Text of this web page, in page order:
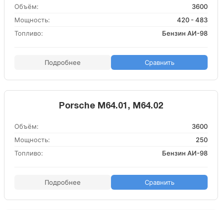
Объём:
3600
Мощность:
420 - 483
Топливо:
Бензин АИ-98
Подробнее Сравнить
Porsche M64.01, M64.02
Объём:
3600
Мощность:
250
Топливо:
Бензин АИ-98
Подробнее Сравнить